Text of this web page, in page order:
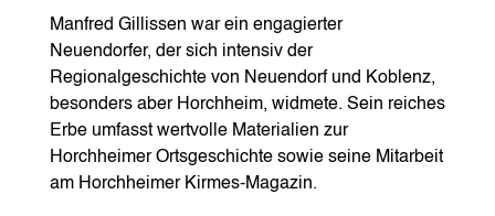
Manfred Gillissen war ein engagierter
Neuendorfer, der sich intensiv der
Regionalgeschichte von Neuendorf und Koblenz,
besonders aber Horchheim, widmete. Sein reiches
Erbe umfasst wertvolle Materialien zur
Horchheimer Ortsgeschichte sowie seine Mitarbeit
am Horchheimer Kirmes-Magazin.